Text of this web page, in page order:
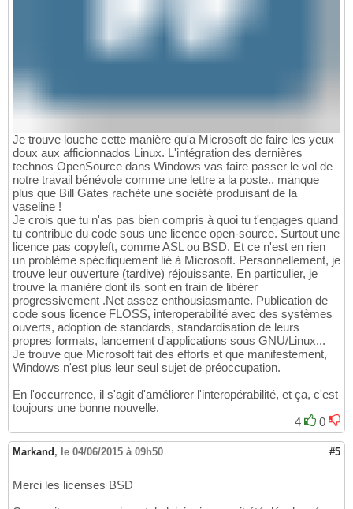
Je trouve louche cette manière qu'a Microsoft de faire les yeux
doux aux afficionnados Linux. L'intégration des dernières
technos OpenSource dans Windows vas faire passer le vol de
notre travail bénévole comme une lettre a la poste.. manque
plus que Bill Gates rachète une société produisant de la
vaseline !
Je crois que tu n'as pas bien compris à quoi tu t'engages quand
tu contribue du code sous une licence open-source. Surtout une
licence pas copyleft, comme ASL ou BSD. Et ce n'est en rien
un problème spécifiquement lié à Microsoft. Personnellement, je
trouve leur ouverture (tardive) réjouissante. En particulier, je
trouve la manière dont ils sont en train de libérer
progressivement .Net assez enthousiasmante. Publication de
code sous licence FLOSS, interoperabilité avec des systèmes
ouverts, adoption de standards, standardisation de leurs
propres formats, lancement d'applications sous GNU/Linux...
Je trouve que Microsoft fait des efforts et que manifestement,
Windows n'est plus leur seul sujet de préoccupation.
En l'occurrence, il s'agit d'améliorer l'interopérabilité, et ça, c'est
toujours une bonne nouvelle.
4
0
Markand , le 04/06/2015 à 09h50 #5
Merci les licenses BSD